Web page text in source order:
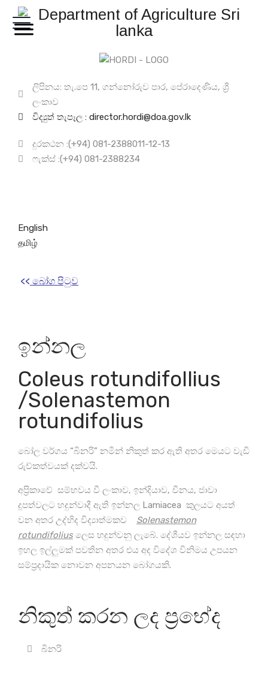
ලිපිනය: තැ.පෙ 11, ගන්නෝරුව පාර, පේරාදෙණිය, ශ්‍රී
ලංකාව
විද්‍යුත් තැපෑල : director.hordi@doa.gov.lk
දුරකථන :(+94) 081-2388011-12-13
ෆැක්ස් :(+94) 081-2388234
English
தமிழ்
<< බෝග පිටුව
ඉන්නල
Coleus rotundifollius
/Solenastemon
rotundifolius
බෝල වර්ගය “බිනරි” නමින් නිකුත් කර ඇති අතර මෙයට වැඩි
රුච්කත්වයක් දක්වයි.
අප්‍රිකාවේ සම්භවය වී ලංකාව, ඉන්දියාව, චීනය, ජාවා
දූපත්වලට හදුන්වාදී ඇති ඉන්නල Lamiacea කුලයට අයත්
වන අතර උද්භිද විද්‍යාත්මකව
Solenastemon
rotundifolius ලෙස හදුන්වනු ලැබේ. දේශීයව ඉන්නල සඳහා
ඉහල ඉල්ලුමක් පවතින අතර එය අද විදේශ විනිමය උපයන
සම්ප්‍රදායික නොවන අපනයන බෝගයකි.
නිකුත් කරන ලද ප්‍රභේද
බිනරි